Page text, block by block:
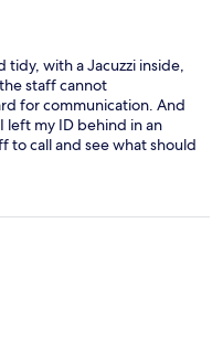
tidy, with a Jacuzzi inside,
staff cannot
for communication. And
my ID behind in an
to call and see what should